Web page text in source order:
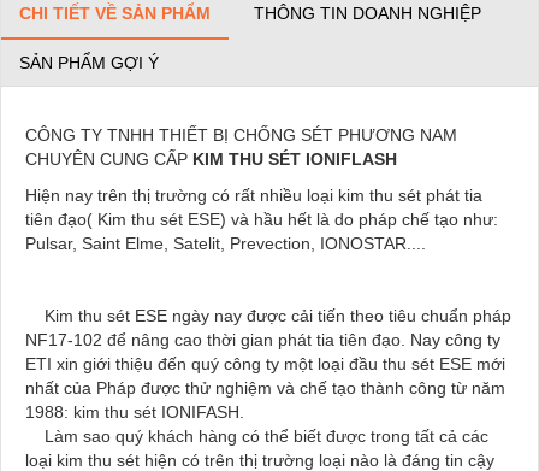
CHI TIẾT VỀ SẢN PHẨM THÔNG TIN DOANH NGHIỆP
SẢN PHẨM GỢI Ý
CÔNG TY TNHH THIẾT BỊ CHỐNG SÉT PHƯƠNG NAM
CHUYÊN CUNG CẤP KIM THU SÉT IONIFLASH
Hiện nay trên thị trường có rất nhiều loại kim thu sét phát tia
tiên đạo( Kim thu sét ESE) và hầu hết là do pháp chế tạo như:
Pulsar, Saint Elme, Satelit, Prevection, IONOSTAR....
Kim thu sét ESE ngày nay được cải tiến theo tiêu chuẩn pháp
NF17-102 để nâng cao thời gian phát tia tiên đạo. Nay công ty
ETI xin giới thiệu đến quý công ty một loại đầu thu sét ESE mới
nhất của Pháp được thử nghiệm và chế tạo thành công từ năm
1988: kim thu sét IONIFASH.
Làm sao quý khách hàng có thể biết được trong tất cả các
loại kim thu sét hiện có trên thị trường loại nào là đáng tin cậy